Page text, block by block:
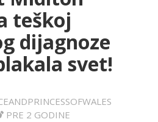
teškoj
dijagnoze
svet!
PRE 2 GODINE